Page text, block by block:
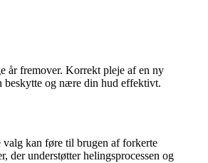
år fremover. Korrekt pleje af en ny
beskytte og nære din hud effektivt.
valg kan føre til brugen af forkerte
der understøtter helingsprocessen og